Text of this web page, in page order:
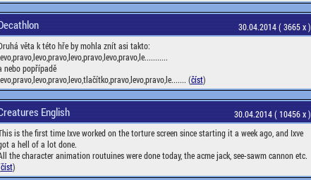
30.04.2014 ( 3665 x )
věta k této hře by mohla znít asi takto:
nebo popřípadě
(číst)
English
30.04.2014 ( 10456 x )
is the first time Ixve worked on the torture screen since starting it a week ago, and Ixve
a hell of a lot done.
the character animation routuines were done today, the acme jack, see-sawm cannon etc.
číst)